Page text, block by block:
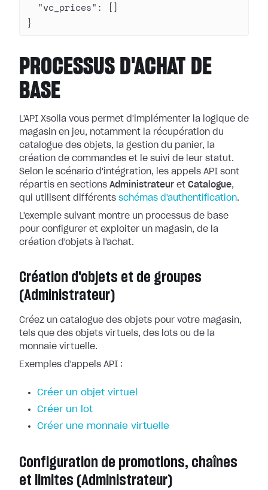
  "vc_prices"
: []
}
PROCESSUS D'ACHAT DE
BASE
L'API Xsolla vous permet d'implémenter la logique de
magasin en jeu, notamment la récupération du
catalogue des objets, la gestion du panier, la
création de commandes et le suivi de leur statut.
Selon le scénario d'intégration, les appels API sont
répartis en sections Administrateur et Catalogue,
qui utilisent différents schémas d'authentification.
L'exemple suivant montre un processus de base
pour configurer et exploiter un magasin, de la
création d'objets à l'achat.
Création d'objets et de groupes
(Administrateur)
Créez un catalogue des objets pour votre magasin,
tels que des objets virtuels, des lots ou de la
monnaie virtuelle.
Exemples d'appels API :
Créer un objet virtuel
Créer un lot
Créer une monnaie virtuelle
Configuration de promotions, chaînes
et limites (Administrateur)